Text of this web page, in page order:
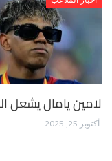
لامين يامال يشعل
أكتوبر 25, 2025